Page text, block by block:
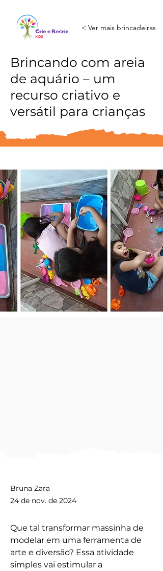
< Ver mais brincadeiras
Brincando com areia
de aquário – um
recurso criativo e
versátil para crianças
Bruna Zara
24 de nov. de 2024
Que tal transformar massinha de
modelar em uma ferramenta de
arte e diversão? Essa atividade
simples vai estimular a